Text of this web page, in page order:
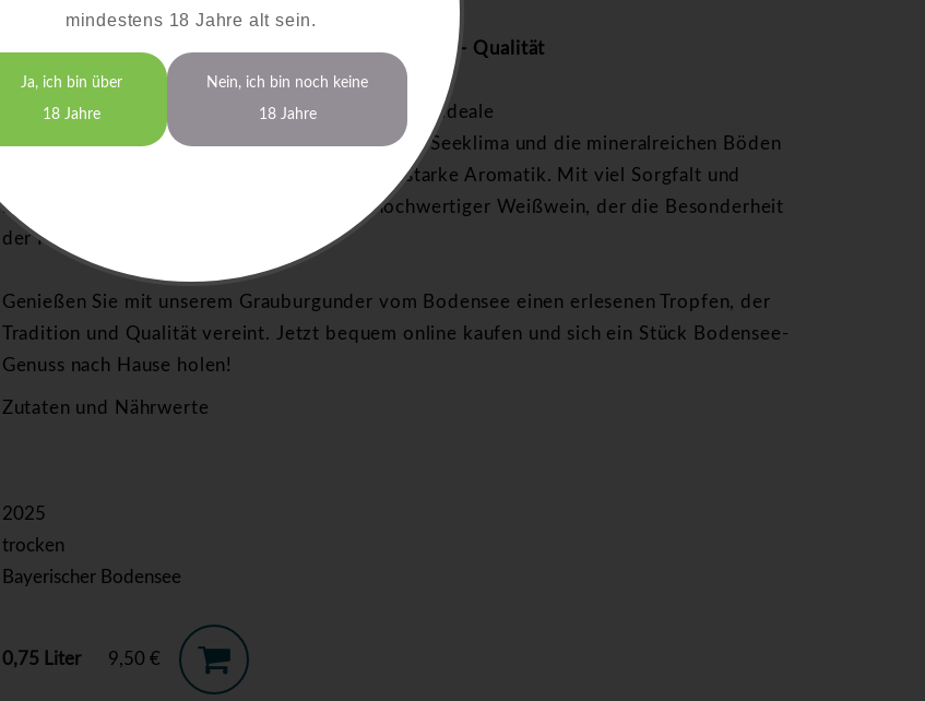
Grauburgunder Wein vom Bodensee online kaufen – Qualität
aus einer besonderen Region
Die Weinberge am Bayerischen Bodensee bieten ideale
Bedingungen für den Grauburgunder. Das milde Seeklima und die mineralreichen Böden
sorgen für seine feine Struktur und ausdrucksstarke Aromatik. Mit viel Sorgfalt und
handwerklicher Leidenschaft entsteht ein hochwertiger Weißwein, der die Besonderheit
der Region in jeder Flasche einfängt.
Genießen Sie mit unserem Grauburgunder vom Bodensee einen erlesenen Tropfen, der
Tradition und Qualität vereint. Jetzt bequem online kaufen und sich ein Stück Bodensee-
Genuss nach Hause holen!
Zutaten und Nährwerte
2025
trocken
Bayerischer Bodensee
0,75 Liter 9,50 €
mindestens 18 Jahre alt sein.
Ja, ich bin über
18 Jahre
Nein, ich bin noch keine
18 Jahre